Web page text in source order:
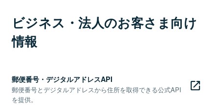
ビジネス・法人のお客さま向け
情報
郵便番号・デジタルアドレスAPI
郵便番号とデジタルアドレスから住所を取得できる公式API
を提供。